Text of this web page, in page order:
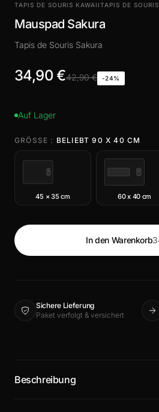
TAPIS DE SOURIS KAWAIITAPIS DE
Mauspad Sakura
Tapis de Souris Sakura
34,90 €42,90 € -24%
Auf Lager
GRÖSSE : BELIEBT 90 X 40 CM
45 × 35 cm 60 x 40 cm
In den Warenkorb
Sichere Lieferung
Paket verfolgt & versichert
Beschreibung